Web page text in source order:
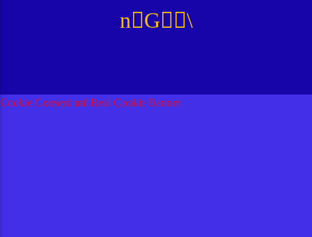
Cookie Consent mit Real Cookie Banner